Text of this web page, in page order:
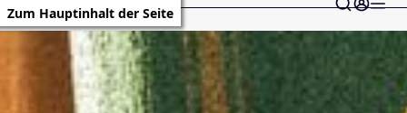
Zum Hauptinhalt der Seite